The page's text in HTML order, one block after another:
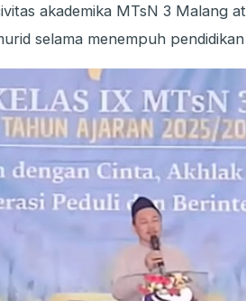
akademika MTsN 3 Malang
selama menempuh pendidikan